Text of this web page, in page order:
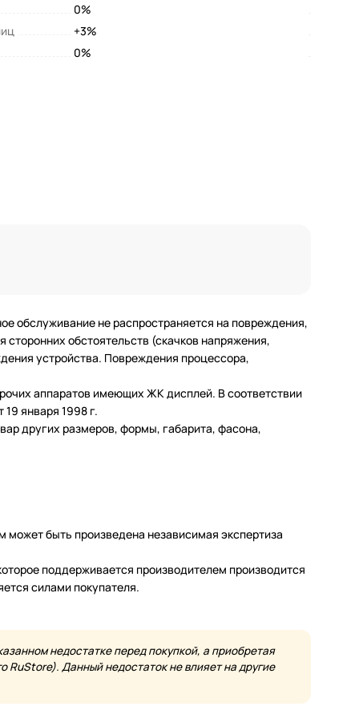
0%
+3%
0%
обслуживание не распространяется на повреждения,
обстоятельств (скачков напряжения,
устройства. Повреждения процессора,
аппаратов имеющих ЖК дисплей. В соответствии
января 1998 г.
других размеров, формы, габарита, фасона,
быть произведена независимая экспертиза
поддерживается производителем производится
силами покупателя.
недостатке перед покупкой, а приобретая
RuStore). Данный недостаток не влияет на другие